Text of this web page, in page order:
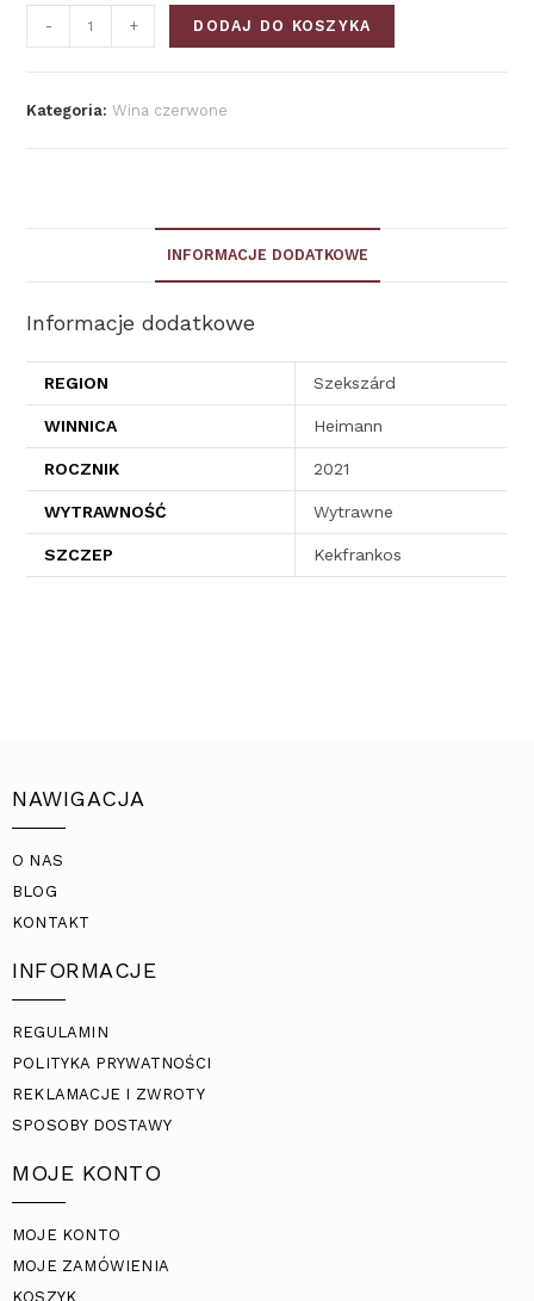
- + DODAJ DO KOSZYKA
Kategoria:Wina czerwone
INFORMACJE DODATKOWE
Informacje dodatkowe
REGION Szekszárd
WINNICA Heimann
ROCZNIK 2021
WYTRAWNOŚĆ Wytrawne
SZCZEP Kekfrankos
NAWIGACJA
O NAS
BLOG
KONTAKT
INFORMACJE
REGULAMIN
POLITYKA PRYWATNOŚCI
REKLAMACJE I ZWROTY
SPOSOBY DOSTAWY
MOJE KONTO
MOJE KONTO
MOJE ZAMÓWIENIA
KOSZYK